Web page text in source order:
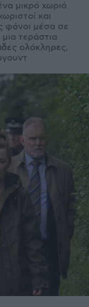
μικρό χωριό
και
φόνοι μέσα σε
τεράστια
ολόκληρες,